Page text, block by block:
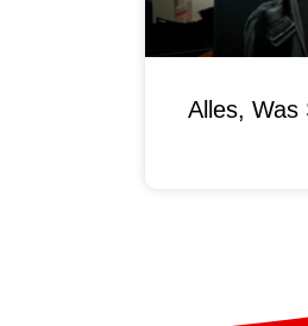
Alles, Was